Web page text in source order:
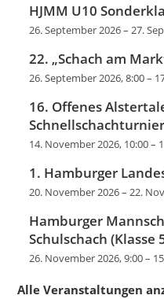
HJMM U10
26. September 2026–27.
22. „Schach am
26. September 2026, 8:00–
16. Offenes
14. November 2026, 10:00–
1. Hamburger
20. November 2026–22.
Hamburger
Schulschach (Klasse
26. November 2026, 9:00–
Alle Veranstaltungen